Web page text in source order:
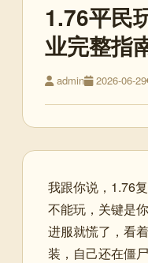
1.76平民
业完整指
admin 2026-06-29
我跟你说，1.76
不能玩，关键是
进服就慌了，看
装，自己还在僵